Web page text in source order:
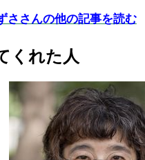
ささんの他の記事を読む
くれた人